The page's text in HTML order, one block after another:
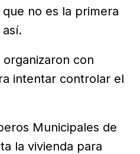
no es la primera
con
intentar controlar el
Municipales de
la vivienda para